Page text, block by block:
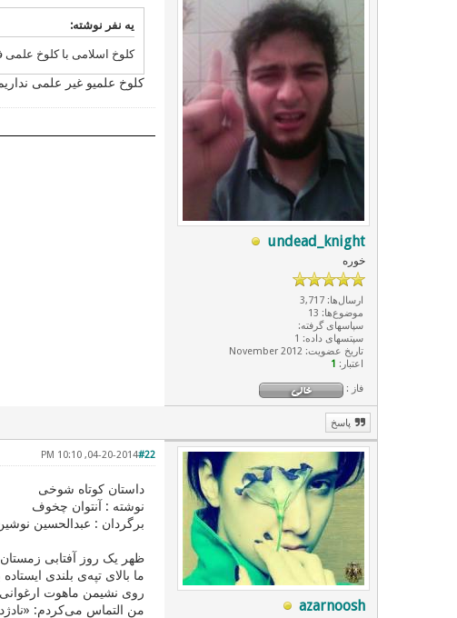
undead_knight
خوره
ارسال‌ها: 3,717
موضوع‌ها: 13
سپاسهای گرفته:
سپتسهای داده: 1
تاریخ عضویت: November 2012
اعتبار: 1
فاز :
یه نفر نوشته:
کلوخ اسلامی با کلوخ
کلوخ علمیو غیر علمی
پاسخ
azarnoosh
#22
04-20-2014, 10:10 PM
داستان کوتاه شوخی
نوشته : آنتوان چخوف
برگردان : عبدالحسین
ما بالای تپه‌ی بلندی
روی نشیمن ماهوت
من التماس می‌کردم: